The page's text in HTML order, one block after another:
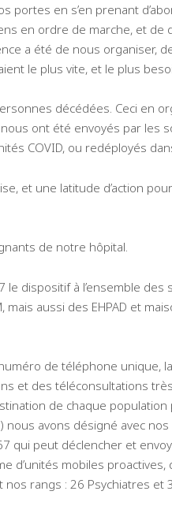
portes en s’en prenant
en ordre de marche, et de
a été de nous organiser,
le plus vite, et le plus
décédées. Ceci en
ont été envoyés par les
COVID, ou redéployés
et une latitude d’action
de notre hôpital.
le dispositif à l’ensemble
aussi des EHPAD et
de téléphone unique,
et des téléconsultations
de chaque
avons désigné avec
qui peut déclencher et
d’unités mobiles proactives,
nos rangs : 26 Psychiatres et